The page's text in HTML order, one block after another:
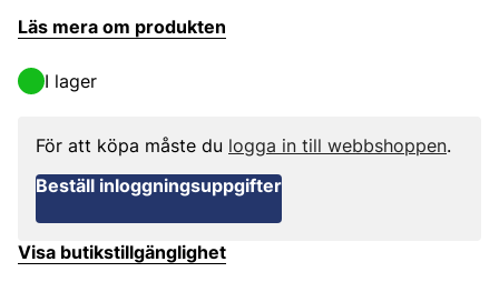
Läs mera om produkten
I lager
För att köpa måste du logga in till webbshoppen.
Beställ inloggningsuppgifter
Visa butikstillgänglighet